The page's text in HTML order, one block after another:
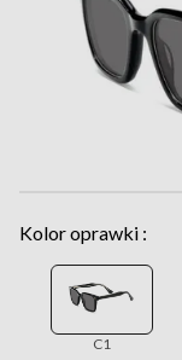
Kolor oprawki :
C1